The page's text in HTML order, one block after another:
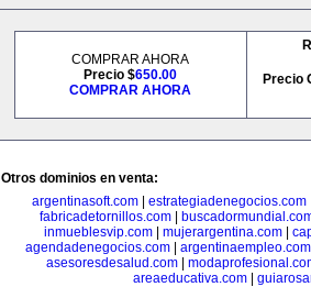
COMPRAR AHORA
Precio $650.00
COMPRAR AHORA
Precio
Otros dominios en venta:
argentinasoft.com| estrategiadenegocios.com
fabricadetornillos.com
inmueblesvip.com
mujerargentina.com
agendadenegocios.com| argentinaempleo.com
asesoresdesalud.com|
areaeducativa.com|